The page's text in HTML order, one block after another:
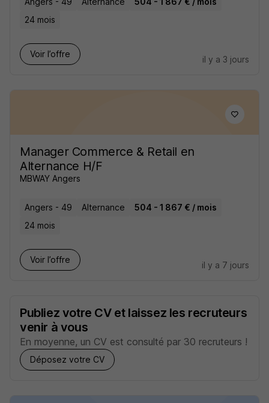
24 mois
Voir l’offre
il y a 3 jours
Manager Commerce & Retail en
Alternance H/F
MBWAY Angers
Angers - 49 Alternance
504 - 1 867 € / mois
24 mois
Voir l’offre
il y a 7 jours
Publiez votre CV et laissez les recruteurs
venir à vous
En moyenne, un CV est consulté par 30 recruteurs !
Déposez votre CV